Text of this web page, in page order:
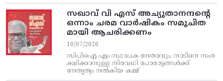
സഖാവ് വി എസ്‌ അച്യുതാനന്ദന്റെ
ഒന്നാം ചരമ വാര്‍ഷികം സമുചിത
മായി ആചരിക്കണം
10/07/2026
സിപിഐ എം സ്ഥാപക നേതാവും, നാടിനെ സംര
ക്ഷിക്കാനുള്ള നിരവധി പോരാട്ടങ്ങള്‍ക്ക്‌
നേതൃത്വം നല്‍കിയ കമ്മ്